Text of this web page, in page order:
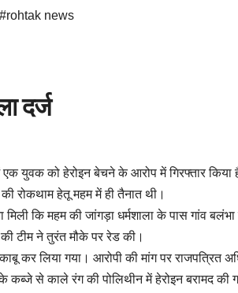
#rohtak news
दर्ज
एक युवक को हेरोइन बेचने के आरोप में गिरफ्तार
रोकथाम हेतू महम में ही तैनात थी।
कि महम की जांगड़ा धर्मशाला के पास गांव
टीम ने तुरंत मौके पर रेड की।
कर लिया गया। आरोपी की मांग पर राजपत्रित
से काले रंग की पोलिथीन में हेरोइन बरामद की